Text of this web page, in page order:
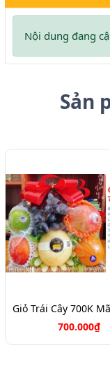
Nội dung đang
Sản
700.000₫